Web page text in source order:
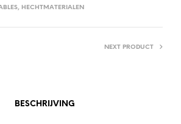
, HECHTMATERIALEN
NEXT PRODUCT
BESCHRIJVING